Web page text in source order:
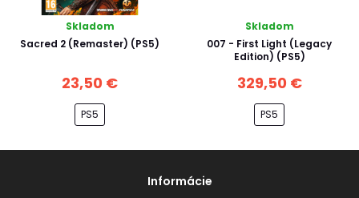
Skladom
Sacred 2 (Remaster) (PS5)
23,50 €
PS5
Skladom
007 - First Light (Legacy
Edition) (PS5)
329,50 €
PS5
Informácie